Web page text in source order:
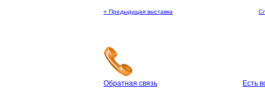
« Предыдущая выставка
Обратная связь Есть